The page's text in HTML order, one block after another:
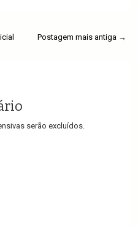
Postagem mais antiga →
serão excluídos.